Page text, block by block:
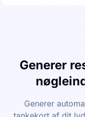
Generer
Generer